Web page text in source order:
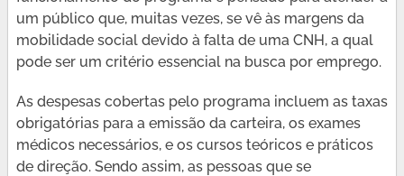
um público que, muitas vezes, se vê às margens da
mobilidade social devido à falta de uma CNH, a qual
pode ser um critério essencial na busca por emprego.
As despesas cobertas pelo programa incluem as taxas
obrigatórias para a emissão da carteira, os exames
médicos necessários, e os cursos teóricos e práticos
de direção. Sendo assim, as pessoas que se